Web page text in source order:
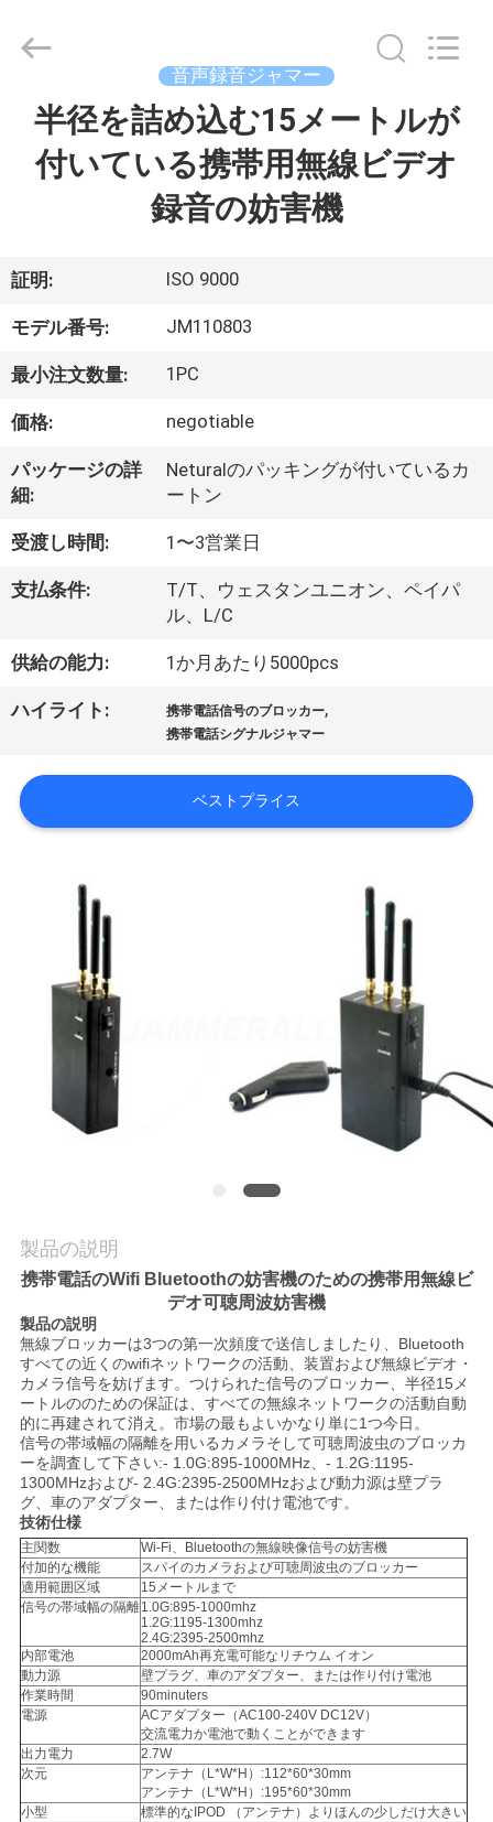
私
た
ち
つ
い
て
工
場
学
わ
せ
ニ
ュ
ー
ス
事
ブ
ロ
グ
2022
Limited.
Reserved.
音声録音ジャマー
半径を詰め込む15メートルが
付いている携帯用無線ビデオ
録音の妨害機
証明: ISO 9000
モデル番号: JM110803
最小注文数量: 1PC
価格: negotiable
パッケージの詳
細:
Neturalのパッキングが付いているカ
ートン
受渡し時間: 1〜3営業日
支払条件:
T/T、ウェスタンユニオン、ペイパ
ル、L/C
供給の能力: 1か月あたり5000pcs
ハイライト: 携帯電話信号のブロッカー,
携帯電話シグナルジャマー
ベストプライス
製品の説明
携帯電話のWifi Bluetoothの妨害機のための携帯用無線ビ
デオ可聴周波妨害機
製品の説明
無線ブロッカーは3つの第一次頻度で送信しましたり、Bluetooth
すべての近くのwifiネットワークの活動、装置および無線ビデオ・
カメラ信号を妨げます。つけられた信号のブロッカー、半径15メ
ートルののための保証は、すべての無線ネットワークの活動自動
的に再建されて消え。市場の最もよいかなり単に1つ今日。
信号の帯域幅の隔離を用いるカメラそして可聴周波虫のブロッカ
ーを調査して下さい:- 1.0G:895-1000MHz、- 1.2G:1195-
1300MHzおよび- 2.4G:2395-2500MHzおよび動力源は壁プラ
グ、車のアダプター、または作り付け電池です。
技術仕様
主関数
Wi-Fi、Bluetoothの無線映像信号の妨害機
付加的な機能
スパイのカメラおよび可聴周波虫のブロッカー
適用範囲区域
15メートルまで
信号の帯域幅の隔離1.0G:895-1000mhz
1.2G:1195-1300mhz
2.4G:2395-2500mhz
内部電池
2000mAh再充電可能なリチウム イオン
動力源
壁プラグ、車のアダプター、または作り付け電池
作業時間
90minuters
電源
ACアダプター（AC100-240V DC12V）
交流電力か電池で動くことができます
出力電力
2.7W
次元
アンテナ（L*W*H）:112*60*30mm
アンテナ（L*W*H）:195*60*30mm
小型
標準的なIPOD （アンテナ）よりほんの少しだけ大きい